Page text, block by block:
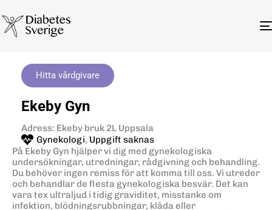
Hitta vårdgivare
Ekeby Gyn
Adress: Ekeby bruk 2L Uppsala
Gynekologi, Uppgift saknas
På Ekeby Gyn hjälper vi dig med gynekologiska
undersökningar, utredningar, rådgivning och behandling.
Du behöver ingen remiss för att komma till oss. Vi utreder
och behandlar de flesta gynekologiska besvär. Det kan
vara tex ultraljud i tidig graviditet, misstanke om
infektion, blödningsrubbningar, klåda eller